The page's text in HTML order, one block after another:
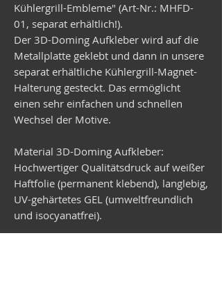
Kühlergrill-Embleme" (Art-Nr.: MHFD-
01, separat erhältlich!).
Der 3D-Doming Aufkleber wird auf die
Metallplatte geklebt und dann in unsere
separat erhältliche Kühlergrill-Magnet-
Halterung gesteckt. Das ermöglicht
einen sehr einfachen und schnellen
Wechsel der Motive.
Material 3D-Doming Aufkleber:
Hochwertiger Qualitätsdruck auf weißer
Haftfolie (permanent klebend), langlebig,
UV-gehärtetes GEL (umweltfreundlich
und isocyanatfrei).